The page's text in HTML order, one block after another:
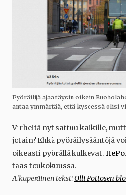
Pyöräilijä ajaa täysin oikein
antaa ymmärtää, että kyseessä olisi
Virheitä nyt sattuu kaikille,
jotain? Ehkä pyöräilysääntöjä
oikeasti pyörällä kulkevat.
taas toukokuussa.
Alkuperäinen tekstiOlli Pottosen